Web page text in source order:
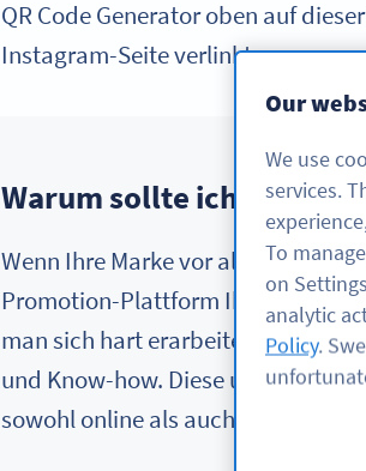
QR Code Generator oben auf
Instagram-Seite verlinkt.
Warum sollte ich einen
Wenn Ihre Marke vor allem auf
Promotion-Plattform Ihrer Wahl.
man sich hart erarbeiten, nicht
und Know-how. Diese
sowohl online als auch offline zu
Our
We use
services.
To
on
analytic
Policy.